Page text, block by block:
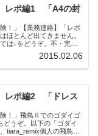
レポ編1 「A4の封
！」【業務連絡】「レポ
ほとんど出てきません。
は↓をどうぞ。不・完全
)不・完全採録！ live on
2015.02.06
レポ編2 「ドレス
険！」飛鳥Ⅱでのゴダイゴ
どうぞ。以下の「ゴダイ
tiara_remix個人の飛鳥Ⅱ